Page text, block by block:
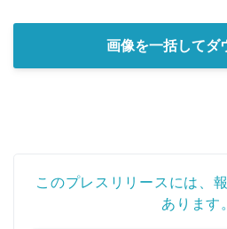
画像を一括してダ
このプレスリリースには、
あります